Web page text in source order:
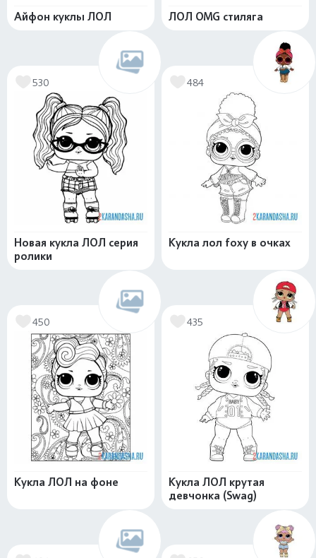
Айфон куклы ЛОЛ ЛОЛ OMG стиляга
530
Новая кукла ЛОЛ серия
ролики
484
Кукла лол foxy в очках
450
Кукла ЛОЛ на фоне
435
Кукла ЛОЛ крутая
девчонка (Swag)